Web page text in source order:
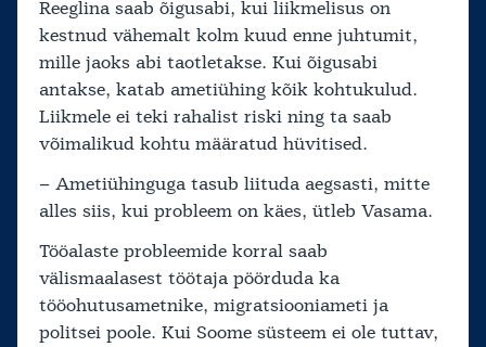
Reeglina saab õigusabi, kui liikmelisus on
kestnud vähemalt kolm kuud enne juhtumit,
mille jaoks abi taotletakse. Kui õigusabi
antakse, katab ametiühing kõik kohtukulud.
Liikmele ei teki rahalist riski ning ta saab
võimalikud kohtu määratud hüvitised.
– Ametiühinguga tasub liituda aegsasti, mitte
alles siis, kui probleem on käes, ütleb Vasama.
Tööalaste probleemide korral saab
välismaalasest töötaja pöörduda ka
tööohutusametnike, migratsiooniameti ja
politsei poole. Kui Soome süsteem ei ole tuttav,